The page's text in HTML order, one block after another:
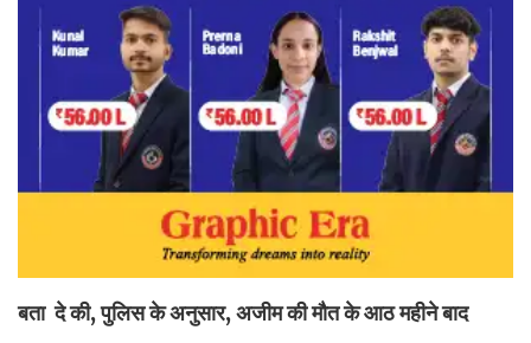
बता दे की, पुलिस के अनुसार, अजीम की मौत के आठ महीने बाद